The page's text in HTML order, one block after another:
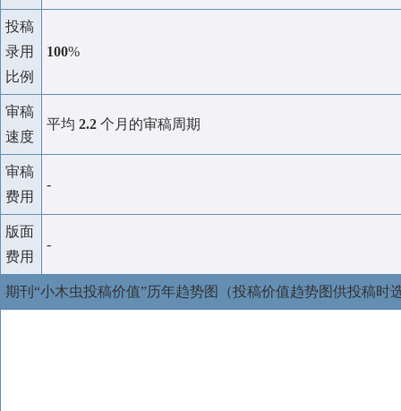
投稿
录用
比例
100%
审稿
速度
平均 2.2 个月的审稿周期
审稿
费用
-
版面
费用
-
期刊“小木虫投稿价值”历年趋势图（投稿价值趋势图供投稿时